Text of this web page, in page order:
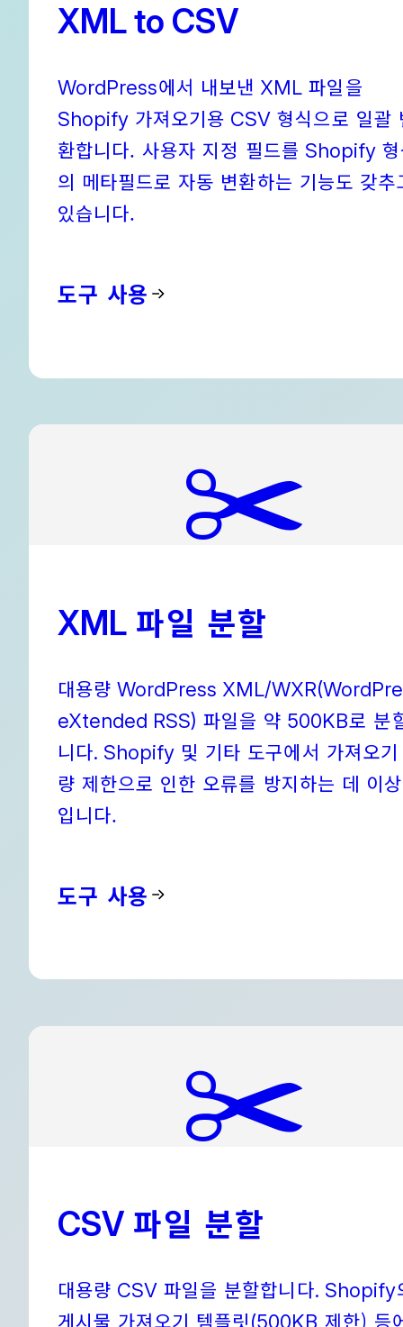
XML to CSV
WordPress에서 내보낸 XML 파일을
Shopify 가져오기용 CSV 형식으로 일괄
환합니다. 사용자 지정 필드를 Shopify
의 메타필드로 자동 변환하는 기능도 갖추
있습니다.
도구 사용
✂️
XML 파일 분할
대용량 WordPress XML/
eXtended RSS) 파일을 약 500KB로 분
니다. Shopify 및 기타 도구에서 가져오
량 제한으로 인한 오류를 방지하는 데 이
입니다.
도구 사용
✂️
CSV 파일 분할
대용량 CSV 파일을 분할합니다. Shopify
게시물 가져오기 템플릿(500KB 제한) 등